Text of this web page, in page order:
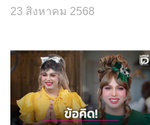
23 สิงหาคม 2568